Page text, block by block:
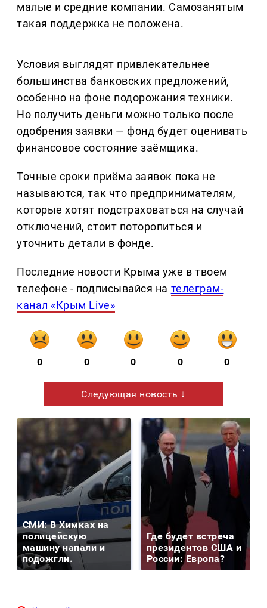
малые и средние компании. Самозанятым
такая поддержка не положена.
Условия выглядят привлекательнее
большинства банковских предложений,
особенно на фоне подорожания техники.
Но получить деньги можно только после
одобрения заявки — фонд будет оценивать
финансовое состояние заёмщика.
Точные сроки приёма заявок пока не
называются, так что предпринимателям,
которые хотят подстраховаться на случай
отключений, стоит поторопиться и
уточнить детали в фонде.
Последние новости Крыма уже в твоем
телефоне - подписывайся на телеграм-
канал «Крым Live»
0 0 0 0 0
Следующая новость ↓
СМИ: В Химках на
полицейскую
машину напали и
подожгли.
Где будет встреча
президентов США и
России: Европа?